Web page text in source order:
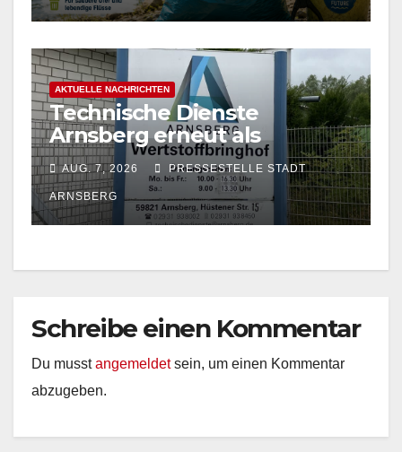
AKTUELLE NACHRICHTEN
Technische Dienste
Arnsberg erneut als
Entsorgungsfachbetrieb
zertifiziert
AUG. 7, 2026 PRESSESTELLE STADT
ARNSBERG
Schreibe einen Kommentar
Du musstangemeldetsein, um einen Kommentar
abzugeben.